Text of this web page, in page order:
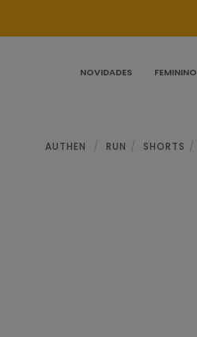
NOVIDADES FEMININO
AUTHEN RUN SHORTS